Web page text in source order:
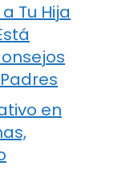
Tu Hija
en